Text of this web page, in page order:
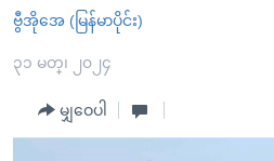
ပင်မ
သို့
ကျော်
ကြည့်
အစ္စရေး-ပါလက်စတိုင်း
အင်္ဂလိပ်စာလေ့လာမယ်
အမေရိကန်သုံးအီဒီယံ
အပတ်စဉ်ကဏ္ဍများ
ရေဒီယိုနှင့်ရုပ်သံ အချက်အလက်များ
ဗွီအိုအေ (မြန်မာပိုင်း)
၃၁ မတ္၊ ၂၀၂၄
မျှဝေပါ